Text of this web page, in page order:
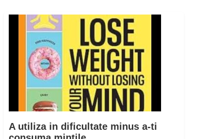
A utiliza in dificultate minus a-ti